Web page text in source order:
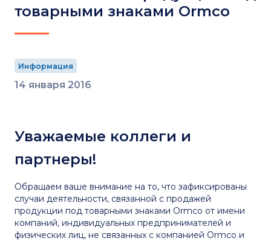
товарными знаками Ormco
Информация
14 января 2016
Уважаемые коллеги и
партнеры!
Обращаем ваше внимание на то, что зафиксированы
случаи деятельности, связанной с продажей
продукции под товарными знаками Ormco от имени
компаний, индивидуальных предпринимателей и
физических лиц, не связанных с компанией Ormco и